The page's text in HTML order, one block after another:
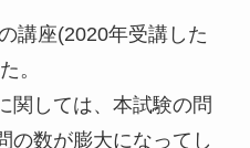
講座(2020年受講した
。
関しては、本試験の問
の数が膨大になってし